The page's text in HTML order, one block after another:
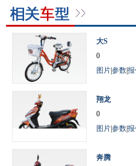
大S
0
图片参数
翔龙
0
图片参数
奔腾